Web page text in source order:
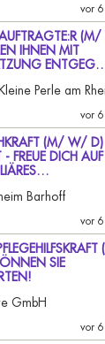
vor 6
IHNEN MIT
Perle am
vor 6
(M/ W/
FREUE DICH AUF
Barhoff
vor 6
SIE
GmbH
vor 6